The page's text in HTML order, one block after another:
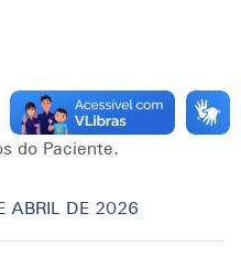
do Paciente.
ABRIL DE 2026